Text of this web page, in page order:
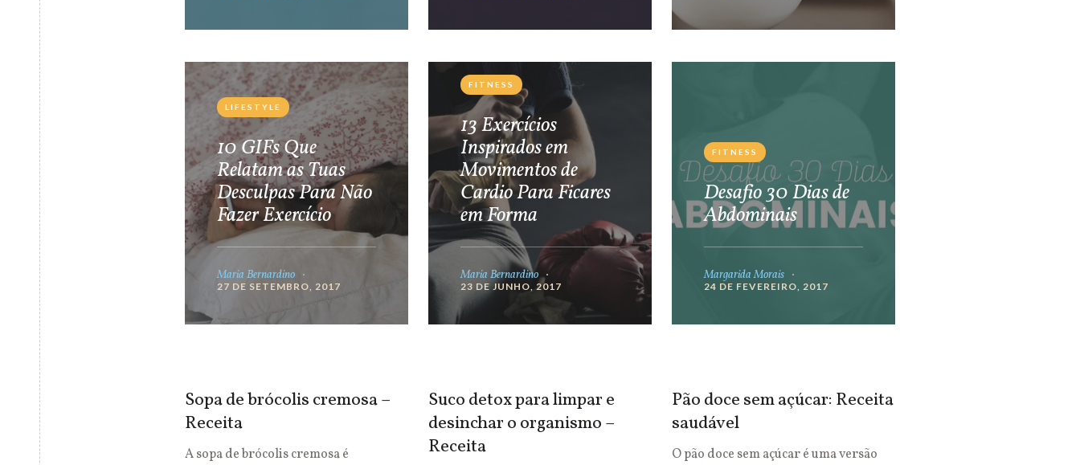
LIFESTYLE
10 GIFs Que
Relatam as Tuas
Desculpas Para Não
Fazer Exercício
Maria Bernardino
27 DE SETEMBRO, 2017
FITNESS
13 Exercícios
Inspirados em
Movimentos de
Cardio Para Ficares
em Forma
Maria Bernardino
23 DE JUNHO, 2017
FITNESS
Desafio 30 Dias de
Abdominais
Margarida Morais
24 DE FEVEREIRO, 2017
Sopa de brócolis cremosa –
Receita
A sopa de brócolis cremosa é
Suco detox para limpar e
desinchar o organismo –
Receita
Pão doce sem açúcar: Receita
saudável
O pão doce sem açúcar é uma versão